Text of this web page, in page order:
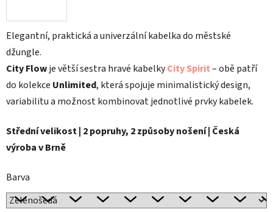
Elegantní, praktická a univerzální kabelka do městské
džungle.
City Flowje větší sestra hravé kabelkyCity Spirit– obě patří
do kolekce Unlimited, která spojuje minimalistický design,
variabilitu a možnost kombinovat jednotlivé prvky kabelek.
Střední velikost | 2 popruhy, 2 způsoby nošení | Česká
výroba v Brně
Barva